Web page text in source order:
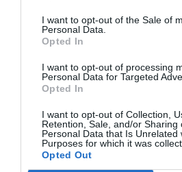
I want to opt-out of the Sale of
Personal Data.
Opted In
I want to opt-out of processing
Personal Data for Targeted
Opted In
I want to opt-out of Collection,
Retention, Sale, and/or Sharing
Personal Data that Is Unrelated
Purposes for which it was
Opted Out
Vardag
Midsommar
E-mail